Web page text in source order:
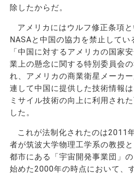
除したからだ。
アメリカにはウルフ修正条項と
NASAと中国の協力を禁止して
「中国に対するアメリカの国家
業上の懸念に関する特別委員会
れ、アメリカの商業衛星メーカ
連して中国に提供した技術情報
ミサイル技術の向上に利用され
した。
これが法制化されたのは2011
者が筑波大学物理工学系の教授
都市にある「宇宙開発事業団」
始めた2000年の時点において、